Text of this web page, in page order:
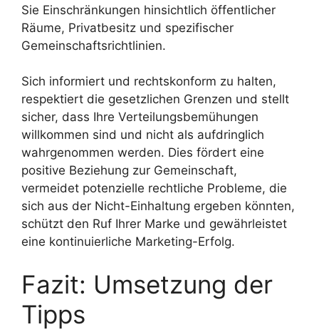
Sie Einschränkungen hinsichtlich öffentlicher
Räume, Privatbesitz und spezifischer
Gemeinschaftsrichtlinien.
Sich informiert und rechtskonform zu halten,
respektiert die gesetzlichen Grenzen und stellt
sicher, dass Ihre Verteilungsbemühungen
willkommen sind und nicht als aufdringlich
wahrgenommen werden. Dies fördert eine
positive Beziehung zur Gemeinschaft,
vermeidet potenzielle rechtliche Probleme, die
sich aus der Nicht-Einhaltung ergeben könnten,
schützt den Ruf Ihrer Marke und gewährleistet
eine kontinuierliche Marketing-Erfolg.
Fazit: Umsetzung der
Tipps